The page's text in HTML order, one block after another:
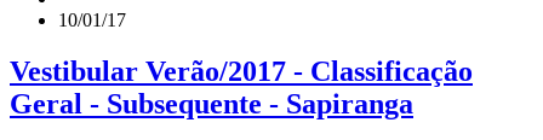
10/01/17
Vestibular Verão/2017 - Classificação
Geral - Subsequente - Sapiranga